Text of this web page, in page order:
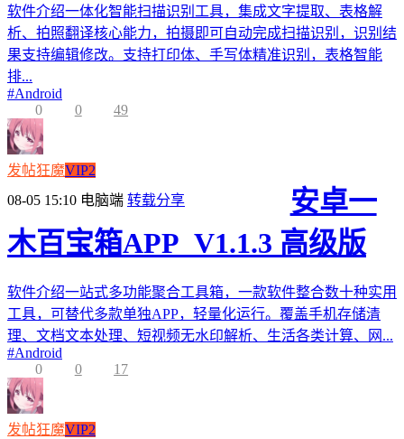
软件介绍一体化智能扫描识别工具，集成文字提取、表格解
析、拍照翻译核心能力，拍摄即可自动完成扫描识别，识别结
果支持编辑修改。支持打印体、手写体精准识别，表格智能
排...
#Android
0
0 49
发帖狂魔VIP2
08-05 15:10 电脑端 转载分享
安卓一
木百宝箱APP_V1.1.3 高级版
软件介绍一站式多功能聚合工具箱，一款软件整合数十种实用
工具，可替代多款单独APP，轻量化运行。覆盖手机存储清
理、文档文本处理、短视频无水印解析、生活各类计算、网...
#Android
0
0 17
发帖狂魔VIP2